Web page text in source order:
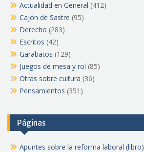
Actualidad en General (412)
Cajón de Sastre (95)
Derecho (283)
Escritos (42)
Garabatos (129)
Juegos de mesa y rol (85)
Otras sobre cultura (36)
Pensamientos (351)
Páginas
Apuntes sobre la reforma laboral (libro)